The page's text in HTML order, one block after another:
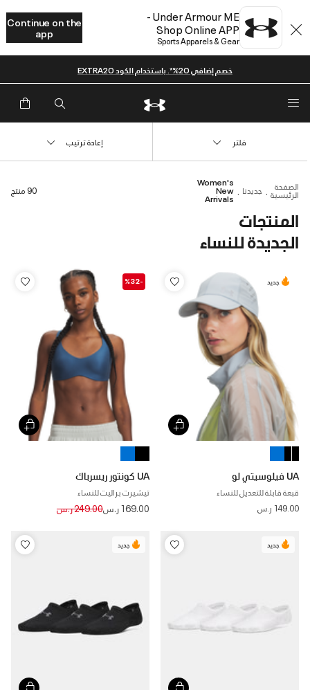
Under Armour ME -
Shop Online APP
Sports Apparels & Gear
Continue on the
app
خصم إضافي 20%*. باستخدام الكود EXTRA20
الصفحة
الرئيسية جديدنا
Women's
New
Arrivals
المنتجات
الجديدة للنساء
90 منتج
فلتر إعادة ترتيب
جديد
UA فيلوسيتي لو
قبعة قابلة للتعديل للنساء
149.00 ر.س
-%32
UA كونتور ريسرباك
تيشيرت براليت للنساء
169.00 ر.س Price reduced from
249.00 ر.س to
جديد جديد